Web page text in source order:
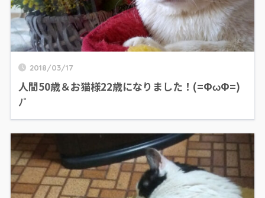
2018/03/17
人間50歳＆お猫様22歳になりました！(=ФωФ=)
ﾉﾟ